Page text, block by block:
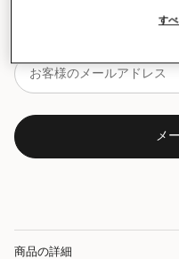
再入荷の際にいち早
メ
商品の詳細
す